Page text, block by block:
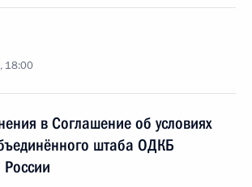
18:00
в Соглашение об условиях
штаба ОДКБ